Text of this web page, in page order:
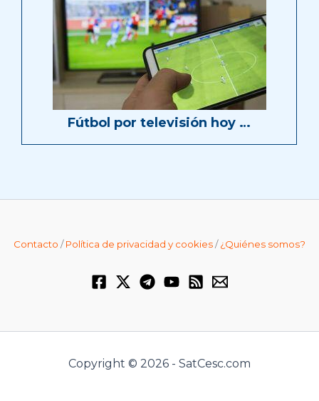
Fútbol por televisión hoy …
Contacto /Política de privacidad y cookies/¿Quiénes somos?
Copyright © 2026 - SatCesc.com